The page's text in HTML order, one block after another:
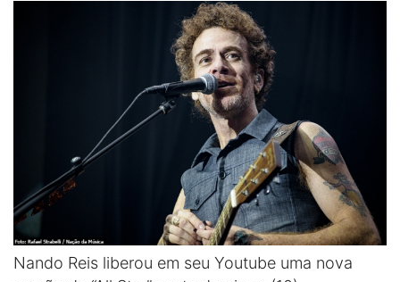
Nando Reis liberou em seu Youtube uma nova